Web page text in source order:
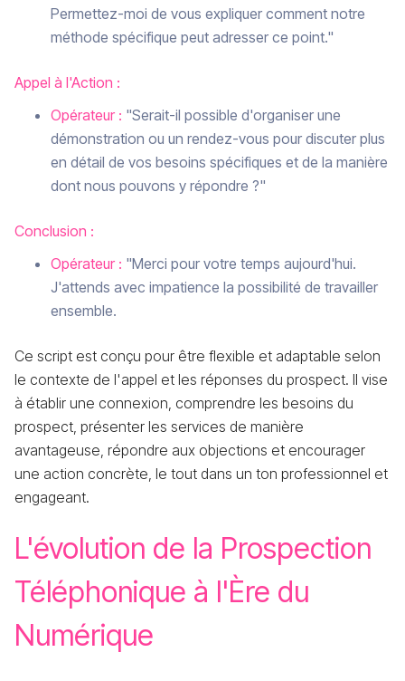
Permettez-moi de vous expliquer comment notre
méthode spécifique peut adresser ce point."
Appel à l'Action :
Opérateur : "Serait-il possible d'organiser une
démonstration ou un rendez-vous pour discuter plus
en détail de vos besoins spécifiques et de la manière
dont nous pouvons y répondre ?"
Conclusion :
Opérateur : "Merci pour votre temps aujourd'hui.
J'attends avec impatience la possibilité de travailler
ensemble.
Ce script est conçu pour être flexible et adaptable selon
le contexte de l'appel et les réponses du prospect. Il vise
à établir une connexion, comprendre les besoins du
prospect, présenter les services de manière
avantageuse, répondre aux objections et encourager
une action concrète, le tout dans un ton professionnel et
engageant.
L'évolution de la Prospection
Téléphonique à l'Ère du
Numérique